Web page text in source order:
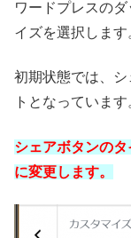
ワードプレスの
イズを選択します
初期状態では、
トとなっています
シェアボタンの
に変更します。